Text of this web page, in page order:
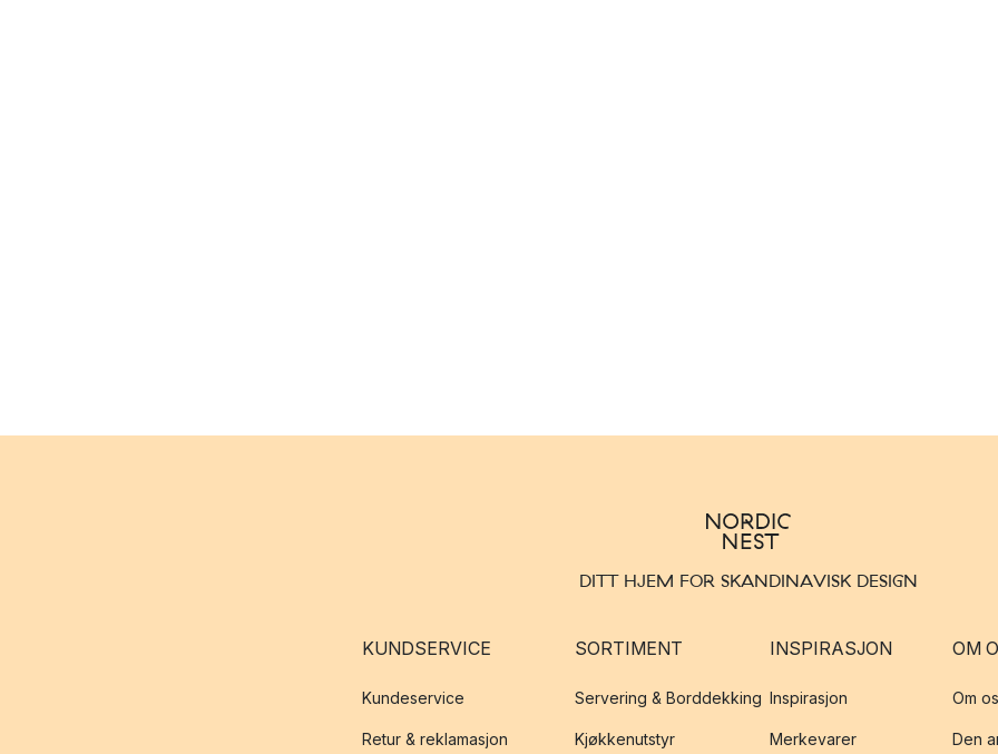
DITT HJEM FOR SKANDINAVISK DESIGN
KUNDSERVICE
Kundeservice
Retur & reklamasjon
SORTIMENT
Servering & Borddekking
Kjøkkenutstyr
INSPIRASJON
Inspirasjon
Merkevarer
OM
Om
Den